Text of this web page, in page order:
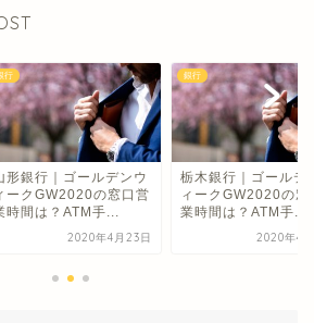
行
形銀行｜ゴールデンウ
ークGW2020の窓口営
時間は？ATM手...
2020年4月23日
銀行
栃木銀行｜ゴールデ
ィークGW2020の窓
業時間は？ATM手...
2020年4